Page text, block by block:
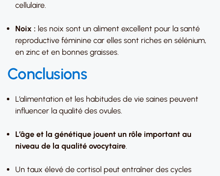
cellulaire.
Noix : les noix sont un aliment excellent pour la santé
reproductive féminine car elles sont riches en sélénium,
en zinc et en bonnes graisses.
Conclusions
L’alimentation et les habitudes de vie saines peuvent
influencer la qualité des ovules.
L’âge et la génétique jouent un rôle important au
niveau de la qualité ovocytaire.
Un taux élevé de cortisol peut entraîner des cycles